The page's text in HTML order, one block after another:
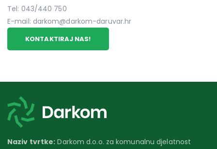
Tel: 043/440 750
E-mail: darkom@darkom-daruvar.hr
KONTAKTIRAJ NAS!
Naziv tvrtke: Darkom d.o.o. za komunalnu djelatnost